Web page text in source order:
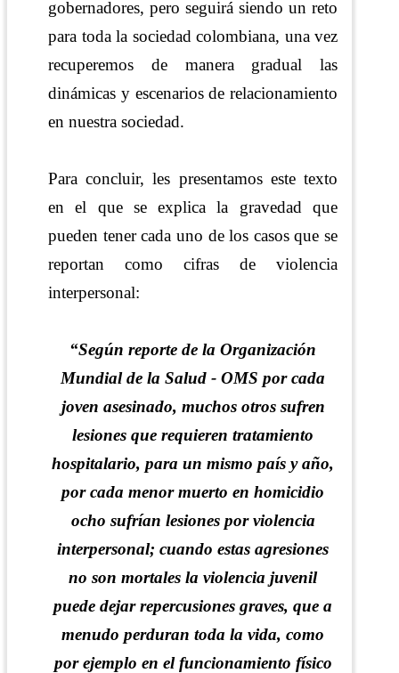
gobernadores, pero seguirá siendo un reto
para toda la sociedad colombiana, una vez
recuperemos de manera gradual las
dinámicas y escenarios de relacionamiento
en nuestra sociedad.
Para concluir, les presentamos este texto
en el que se explica la gravedad que
pueden tener cada uno de los casos que se
reportan como cifras de violencia
interpersonal:
“Según reporte de la Organización
Mundial de la Salud - OMS por cada
joven asesinado, muchos otros sufren
lesiones que requieren tratamiento
hospitalario, para un mismo país y año,
por cada menor muerto en homicidio
ocho sufrían lesiones por violencia
interpersonal; cuando estas agresiones
no son mortales la violencia juvenil
puede dejar repercusiones graves, que a
menudo perduran toda la vida, como
por ejemplo en el funcionamiento físico